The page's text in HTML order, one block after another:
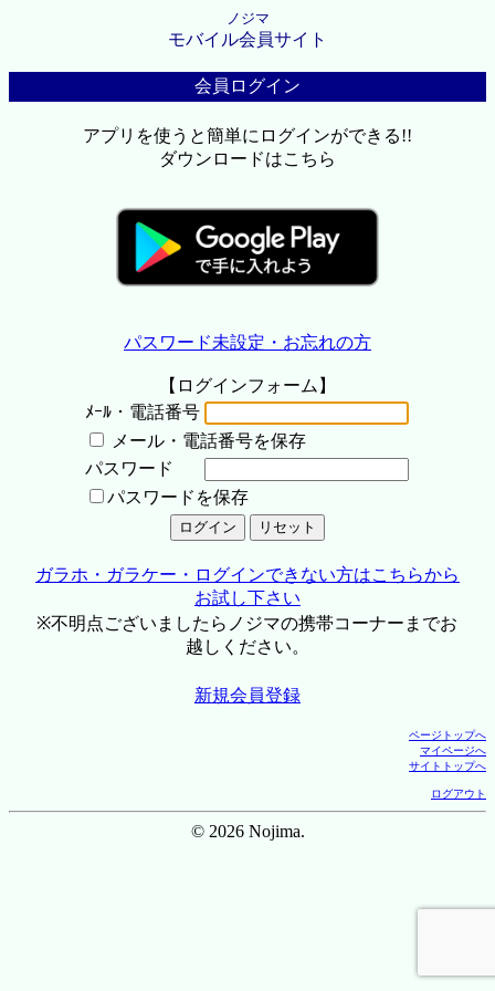
ノジマ
モバイル会員サイト
会員ログイン
アプリを使うと簡単にログインができる!!
ダウンロードはこちら
パスワード未設定・お忘れの方
【ログインフォーム】
ﾒｰﾙ・電話番号
メール・電話番号を保存
パスワード
パスワードを保存
ガラホ・ガラケー・ログインできない方はこちらから
お試し下さい
※不明点ございましたらノジマの携帯コーナーまでお
越しください。
新規会員登録
ページトップへ
マイページへ
サイトトップへ
ログアウト
© 2026 Nojima.